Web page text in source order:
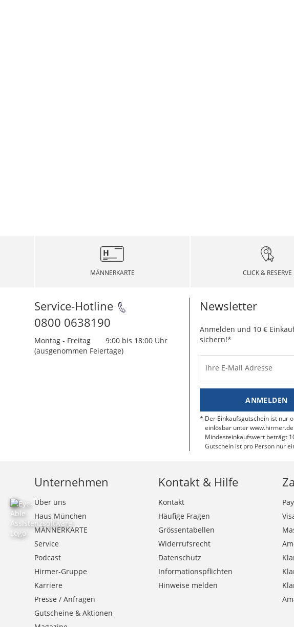
MÄNNERKARTE CLICK & RESERVE
Service-Hotline
0800 0638190
Montag - Freitag
9:00 bis 18:00 Uhr
(ausgenommen Feiertage)
Newsletter
Anmelden und 10 €
sichern!*
Ihre E-Mail Adresse
ANMELDEN
Der Einkaufsgutschein ist nur
einlösbar unter
Mindesteinkaufswert beträgt
Gutschein ist pro Person nur
Unternehmen
Über uns
Haus München
MÄNNERKARTE
Service
Podcast
Hirmer-Gruppe
Karriere
Presse / Anfragen
Gutscheine & Aktionen
Kontakt & Hilfe
Kontakt
Häufige Fragen
Grössentabellen
Widerrufsrecht
Datenschutz
Informationspflichten
Hinweise melden